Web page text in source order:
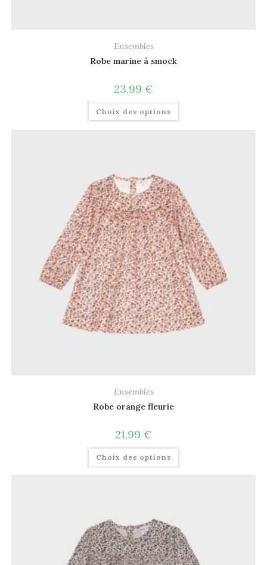
Ensembles
Robe marine à smock
23,99 €
Choix des options
Ensembles
Robe orange fleurie
21,99 €
Choix des options